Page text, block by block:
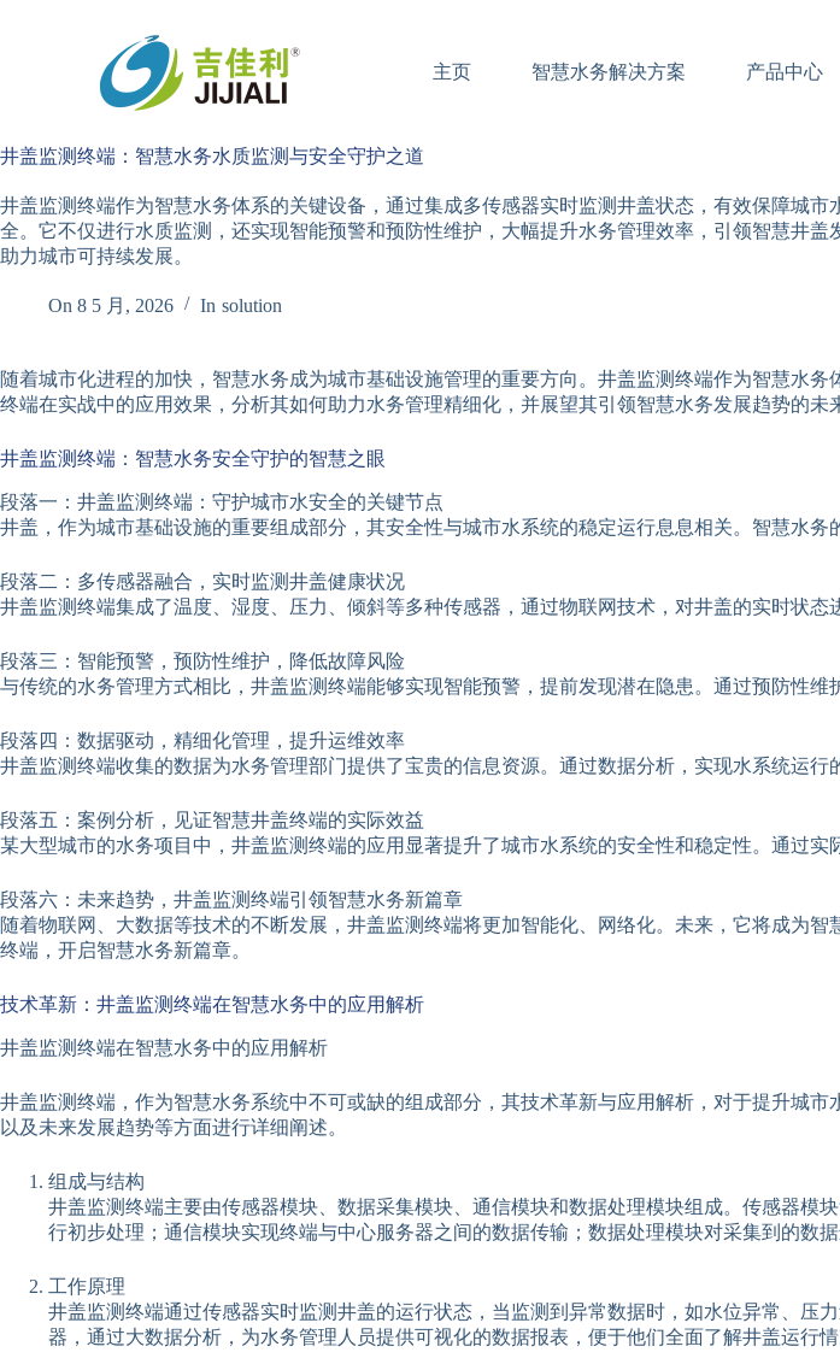
主页 智慧水务解决方案 产品中心
井盖监测终端：智慧水务水质监测与安全守护之道
井盖监测终端作为智慧水务体系的关键设备，通过集成多传感器实时监测井盖状态，有效保障城市
全。它不仅进行水质监测，还实现智能预警和预防性维护，大幅提升水务管理效率，引领智慧井盖
助力城市可持续发展。
On 8 5 月, 2026 In solution
随着城市化进程的加快，智慧水务成为城市基础设施管理的重要方向。井盖监测终端作为智慧水
终端在实战中的应用效果，分析其如何助力水务管理精细化，并展望其引领智慧水务发展趋势的未
井盖监测终端：智慧水务安全守护的智慧之眼
段落一：井盖监测终端：守护城市水安全的关键节点
井盖，作为城市基础设施的重要组成部分，其安全性与城市水系统的稳定运行息息相关。智慧水
段落二：多传感器融合，实时监测井盖健康状况
井盖监测终端集成了温度、湿度、压力、倾斜等多种传感器，通过物联网技术，对井盖的实时状
段落三：智能预警，预防性维护，降低故障风险
与传统的水务管理方式相比，井盖监测终端能够实现智能预警，提前发现潜在隐患。通过预防性
段落四：数据驱动，精细化管理，提升运维效率
井盖监测终端收集的数据为水务管理部门提供了宝贵的信息资源。通过数据分析，实现水系统运行
段落五：案例分析，见证智慧井盖终端的实际效益
某大型城市的水务项目中，井盖监测终端的应用显著提升了城市水系统的安全性和稳定性。通过
段落六：未来趋势，井盖监测终端引领智慧水务新篇章
随着物联网、大数据等技术的不断发展，井盖监测终端将更加智能化、网络化。未来，它将成为
终端，开启智慧水务新篇章。
技术革新：井盖监测终端在智慧水务中的应用解析
井盖监测终端在智慧水务中的应用解析
井盖监测终端，作为智慧水务系统中不可或缺的组成部分，其技术革新与应用解析，对于提升城
以及未来发展趋势等方面进行详细阐述。
组成与结构
井盖监测终端主要由传感器模块、数据采集模块、通信模块和数据处理模块组成。传感器
行初步处理；通信模块实现终端与中心服务器之间的数据传输；数据处理模块对采集到的数
工作原理
井盖监测终端通过传感器实时监测井盖的运行状态，当监测到异常数据时，如水位异常、
器，通过大数据分析，为水务管理人员提供可视化的数据报表，便于他们全面了解井盖运行情